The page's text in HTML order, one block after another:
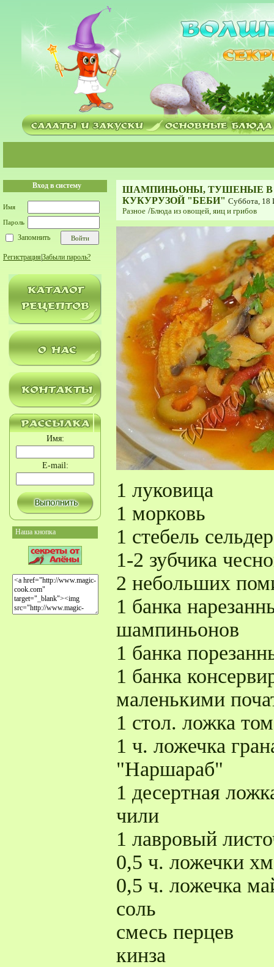
Вход в систему
Имя
Пароль
Запомнить
Регистрация Забыли пароль?
Имя:
E-mail:
Наша кнопка
ШАМПИНЬОНЫ, ТУШЕНЫЕ В
КУКУРУЗОЙ "БЕБИ" Суббота, 18
Разное /Блюда из овощей, яиц и грибов
1 луковица
1 морковь
1 стебель
1-2 зубчика
2 небольших
1 банка
шампиньонов
1 банка
1 банка
маленькими
1 стол. ложка
1 ч. ложечка
"Наршараб"
1 десертная
чили
1 лавровый
0,5 ч. ложечки
0,5 ч. ложечка
соль
смесь перцев
кинза